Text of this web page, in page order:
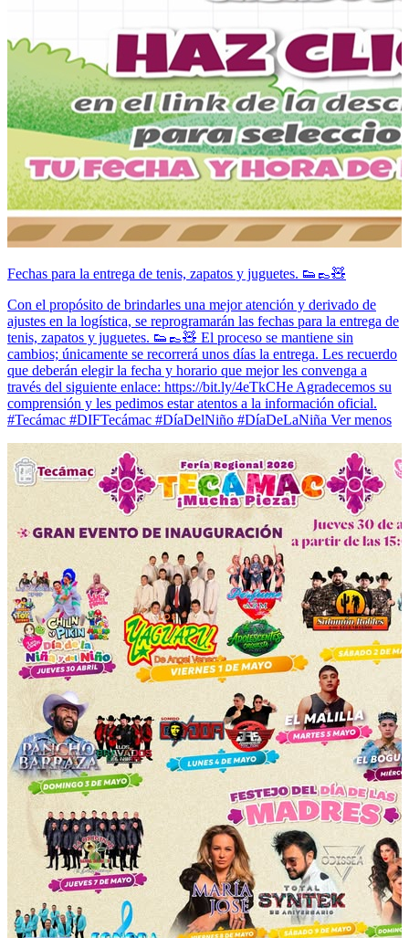
Fechas para la entrega de tenis, zapatos y juguetes. 👟👞🧸
Con el propósito de brindarles una mejor atención y derivado de
ajustes en la logística, se reprogramarán las fechas para la entrega de
tenis, zapatos y juguetes. 👟👞🧸 El proceso se mantiene sin
cambios; únicamente se recorrerá unos días la entrega. Les recuerdo
que deberán elegir la fecha y horario que mejor les convenga a
través del siguiente enlace: https://bit.ly/4eTkCHe Agradecemos su
comprensión y les pedimos estar atentos a la información oficial.
#Tecámac #DIFTecámac #DíaDelNiño #DíaDeLaNiña Ver menos